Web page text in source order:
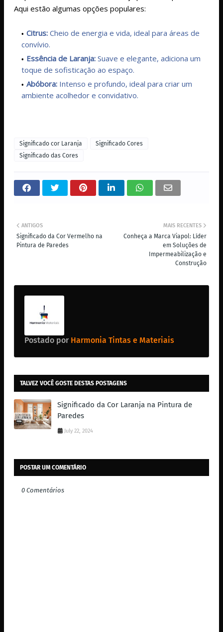
Aqui estão algumas opções populares:
Citrus: Cheio de energia e vida, ideal para áreas de
convívio.
Essência de Laranja: Suave e elegante, adiciona um
toque de sofisticação ao espaço.
Abóbora: Intenso e profundo, ideal para criar um
ambiente acolhedor e convidativo.
Significado cor Laranja
Significado Cores
Significado das Cores
MAIS RECENTES
Conheça a Marca Viapol: Líder
em Soluções de
Impermeabilização e
Construção
ANTIGOS
Significado da Cor Vermelho na
Pintura de Paredes
Postado por Harmonia Tintas e Materiais
TALVEZ VOCÊ GOSTE DESTAS POSTAGENS
Significado da Cor Laranja na Pintura de
Paredes
July 22, 2024
POSTAR UM COMENTÁRIO
0 Comentários